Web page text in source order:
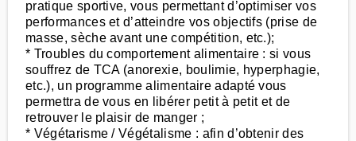
pratique sportive, vous permettant d’optimiser vos
performances et d’atteindre vos objectifs (prise de
masse, sèche avant une compétition, etc.);
* Troubles du comportement alimentaire : si vous
souffrez de TCA (anorexie, boulimie, hyperphagie,
etc.), un programme alimentaire adapté vous
permettra de vous en libérer petit à petit et de
retrouver le plaisir de manger ;
* Végétarisme / Végétalisme : afin d’obtenir des